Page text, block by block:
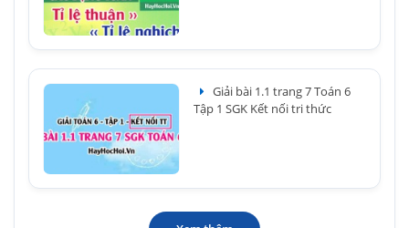
Giải bài 1.1 trang 7 Toán 6
Tập 1 SGK Kết nối tri thức